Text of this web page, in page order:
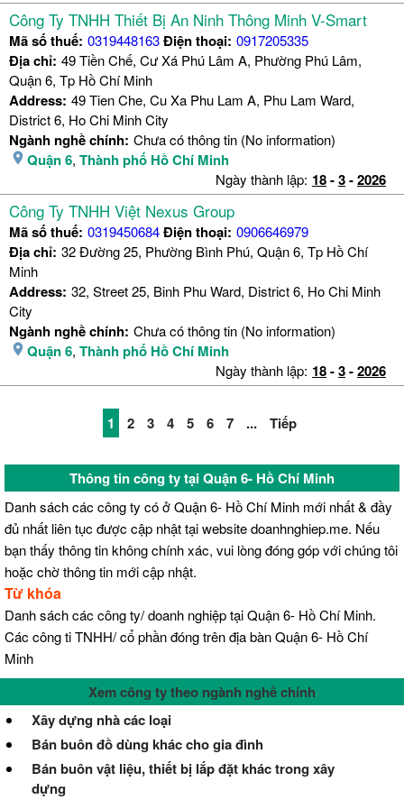
Công Ty TNHH Thiết Bị An Ninh Thông Minh V-Smart
Mã số thuế: 0319448163Điện thoại: 0917205335
Địa chỉ: 49 Tiền Chế, Cư Xá Phú Lâm A, Phường Phú Lâm,
Quận 6, Tp Hồ Chí Minh
Address: 49 Tien Che, Cu Xa Phu Lam A, Phu Lam Ward,
District 6, Ho Chi Minh City
Ngành nghề chính: Chưa có thông tin (No information)
Quận 6, Thành phố Hồ Chí Minh
Ngày thành lập: 18-3-2026
Công Ty TNHH Việt Nexus Group
Mã số thuế: 0319450684Điện thoại: 0906646979
Địa chỉ: 32 Đường 25, Phường Bình Phú, Quận 6, Tp Hồ Chí
Minh
Address: 32, Street 25, Binh Phu Ward, District 6, Ho Chi Minh
City
Ngành nghề chính: Chưa có thông tin (No information)
Quận 6, Thành phố Hồ Chí Minh
Ngày thành lập: 18-3-2026
1 2 3 4 5 6 7 ... Tiếp
Thông tin công ty tại Quận 6- Hồ Chí Minh
Danh sách các công ty có ở Quận 6- Hồ Chí Minh mới nhất & đầy
đủ nhất liên tục được cập nhật tại website doanhnghiep.me. Nếu
bạn thấy thông tin không chính xác, vui lòng đóng góp với chúng tôi
hoặc chờ thông tin mới cập nhật.
Từ khóa
Danh sách các công ty/ doanh nghiệp tại Quận 6- Hồ Chí Minh.
Các công ti TNHH/ cổ phần đóng trên địa bàn Quận 6- Hồ Chí
Minh
Xem công ty theo ngành nghề chính
Xây dựng nhà các loại
Bán buôn đồ dùng khác cho gia đình
Bán buôn vật liệu, thiết bị lắp đặt khác trong xây
dựng